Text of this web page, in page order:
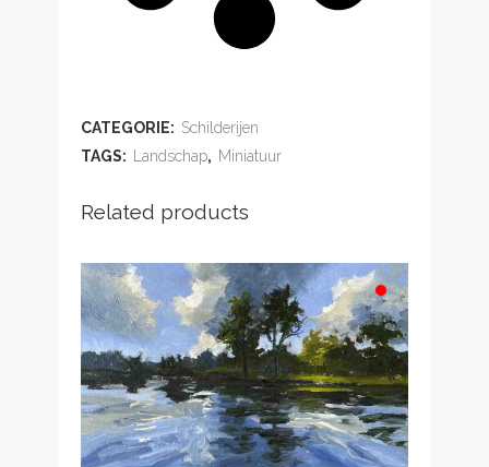
CATEGORIE: Schilderijen
TAGS:
Landschap, Miniatuur
Related products